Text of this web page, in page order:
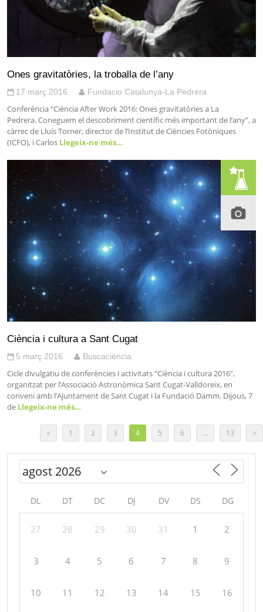
Ones gravitatòries, la troballa de l’any
17 març 2016 Fundacio Catalunya-La Pedrera
Conferència “Ciència After Work 2016: Ones gravitatòries a La
Pedrera. Coneguem el descobriment científic més important de l’any”, a
càrrec de Lluís Torner, director de l’Institut de Ciències Fotòniques
(ICFO), i Carlos Llegeix-ne més…
Ciència i cultura a Sant Cugat
5 març 2016 Buscaciència
Cicle divulgatiu de conferències i activitats “Ciència i cultura 2016”,
organitzat per l’Associació Astronòmica Sant Cugat-Valldoreix, en
conveni amb l’Ajuntament de Sant Cugat i la Fundació Damm. Dijous, 7
de Llegeix-ne més…
< 1 2 3 4 5 6 … 13 >
DL DT DC DJ DV DS DG
27 28 29 30 31 1 2
3 4 5 6 7 8 9
10 11 12 13 14 15 16